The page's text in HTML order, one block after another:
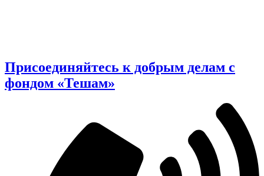
Присоединяйтесь к добрым делам с
фондом «Тешам»